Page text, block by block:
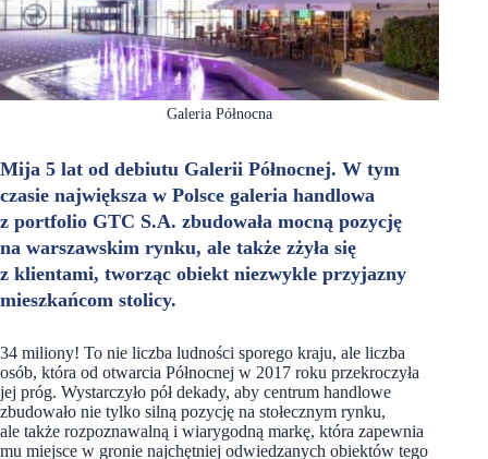
Galeria Północna
Mija 5 lat od debiutu Galerii Północnej. W tym
czasie największa w Polsce galeria handlowa
z portfolio GTC S.A. zbudowała mocną pozycję
na warszawskim rynku, ale także zżyła się
z klientami, tworząc obiekt niezwykle przyjazny
mieszkańcom stolicy.
34 miliony! To nie liczba ludności sporego kraju, ale liczba
osób, która od otwarcia Północnej w 2017 roku przekroczyła
jej próg. Wystarczyło pół dekady, aby centrum handlowe
zbudowało nie tylko silną pozycję na stołecznym rynku,
ale także rozpoznawalną i wiarygodną markę, która zapewnia
mu miejsce w gronie najchętniej odwiedzanych obiektów tego